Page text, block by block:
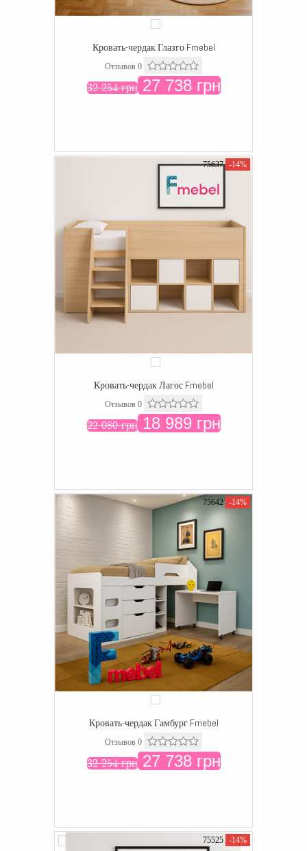
Кровать-чердак Глазго Fmebel
Отзывов 0
32 254 грн27 738 грн
75637 -14%
Кровать-чердак Лагос Fmebel
Отзывов 0
22 080 грн18 989 грн
75642 -14%
Кровать-чердак Гамбург Fmebel
Отзывов 0
32 254 грн27 738 грн
75525 -14%